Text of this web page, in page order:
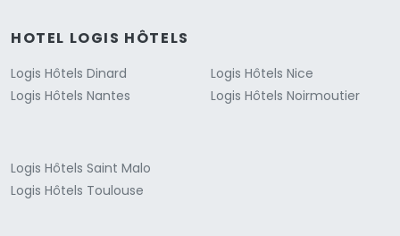
HOTEL LOGIS HÔTELS
Logis Hôtels Dinard
Logis Hôtels Nantes
Logis Hôtels Nice
Logis Hôtels Noirmoutier
Logis Hôtels Saint Malo
Logis Hôtels Toulouse